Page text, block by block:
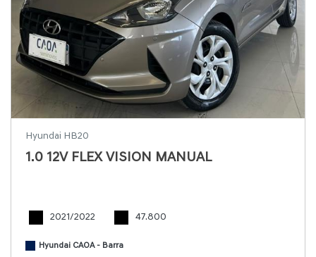
Hyundai HB20
1.0 12V FLEX VISION MANUAL
2021/2022 47.800
Hyundai CAOA - Barra